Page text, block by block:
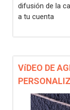
difusión de la
a tu cuenta
VíDEO DE